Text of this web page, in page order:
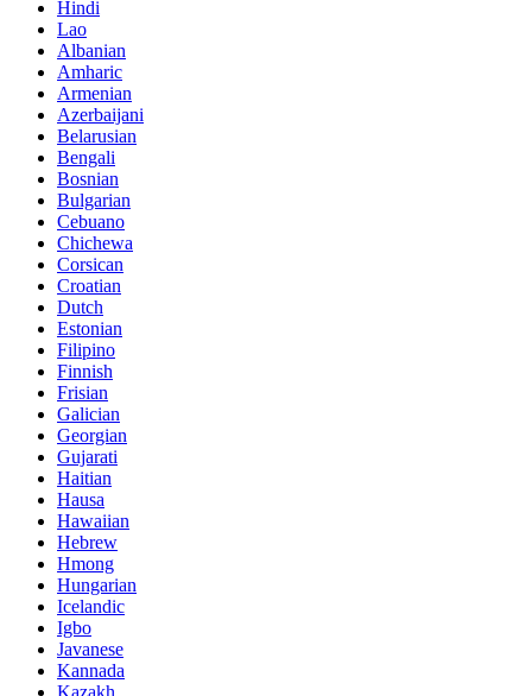
Hindi
Lao
Albanian
Amharic
Armenian
Azerbaijani
Belarusian
Bengali
Bosnian
Bulgarian
Cebuano
Chichewa
Corsican
Croatian
Dutch
Estonian
Filipino
Finnish
Frisian
Galician
Georgian
Gujarati
Haitian
Hausa
Hawaiian
Hebrew
Hmong
Hungarian
Icelandic
Igbo
Javanese
Kannada